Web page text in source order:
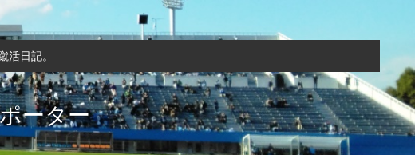
活日記。
ーター